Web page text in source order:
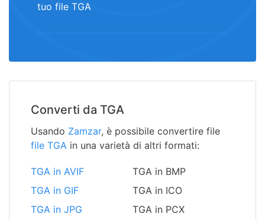
tuo file TGA
Converti da TGA
Usando Zamzar, è possibile convertire file
file TGA in una varietà di altri formati:
TGA in AVIF
TGA in BMP
TGA in GIF
TGA in ICO
TGA in JPG
TGA in PCX